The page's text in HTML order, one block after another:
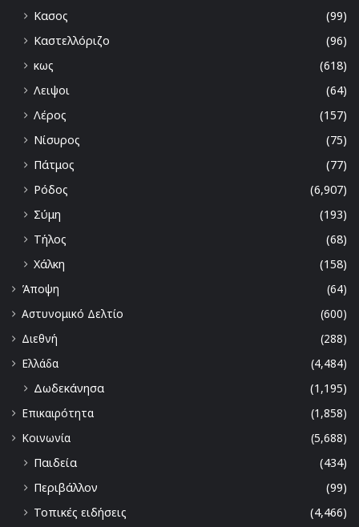
Κασος
(99)
Καστελλόριζο
(96)
κως
(618)
Λειψοι
(64)
Λέρος
(157)
Νίσυρος
(75)
Πάτμος
(77)
Ρόδος
(6,907)
Σύμη
(193)
Τήλος
(68)
Χάλκη
(158)
Άποψη
(64)
Αστυνομικό Δελτίο
(600)
Διεθνή
(288)
Ελλάδα
(4,484)
Δωδεκάνησα
(1,195)
Επικαιρότητα
(1,858)
Κοινωνία
(5,688)
Παιδεία
(434)
Περιβάλλον
(99)
Τοπικές ειδήσεις
(4,466)